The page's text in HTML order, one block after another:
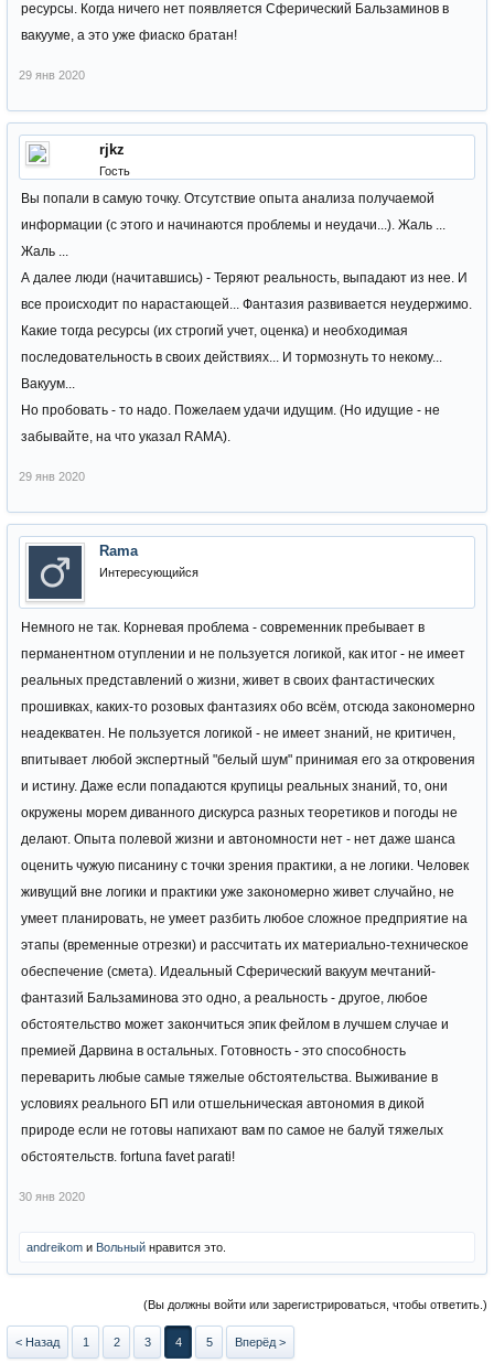
ресурсы. Когда ничего нет появляется Сферический Бальзаминов в
вакууме, а это уже фиаско братан!
29 янв 2020
rjkz
Гость
Вы попали в самую точку. Отсутствие опыта анализа получаемой
информации (с этого и начинаются проблемы и неудачи...). Жаль ...
Жаль ...
А далее люди (начитавшись) - Теряют реальность, выпадают из нее. И
все происходит по нарастающей... Фантазия развивается неудержимо.
Какие тогда ресурсы (их строгий учет, оценка) и необходимая
последовательность в своих действиях... И тормознуть то некому...
Вакуум...
Но пробовать - то надо. Пожелаем удачи идущим. (Но идущие - не
забывайте, на что указал RAMA).
29 янв 2020
Rama
Интересующийся
Немного не так. Корневая проблема - современник пребывает в
перманентном отуплении и не пользуется логикой, как итог - не имеет
реальных представлений о жизни, живет в своих фантастических
прошивках, каких-то розовых фантазиях обо всём, отсюда закономерно
неадекватен. Не пользуется логикой - не имеет знаний, не критичен,
впитывает любой экспертный "белый шум" принимая его за откровения
и истину. Даже если попадаются крупицы реальных знаний, то, они
окружены морем диванного дискурса разных теоретиков и погоды не
делают. Опыта полевой жизни и автономности нет - нет даже шанса
оценить чужую писанину с точки зрения практики, а не логики. Человек
живущий вне логики и практики уже закономерно живет случайно, не
умеет планировать, не умеет разбить любое сложное предприятие на
этапы (временные отрезки) и рассчитать их материально-техническое
обеспечение (смета). Идеальный Сферический вакуум мечтаний-
фантазий Бальзаминова это одно, а реальность - другое, любое
обстоятельство может закончиться эпик фейлом в лучшем случае и
премией Дарвина в остальных. Готовность - это способность
переварить любые самые тяжелые обстоятельства. Выживание в
условиях реального БП или отшельническая автономия в дикой
природе если не готовы напихают вам по самое не балуй тяжелых
обстоятельств. fortuna favet parati!
30 янв 2020
andreikom и Вольный нравится это.
(Вы должны войти или зарегистрироваться, чтобы ответить.)
< Назад 1 2 3 4 5 Вперёд >